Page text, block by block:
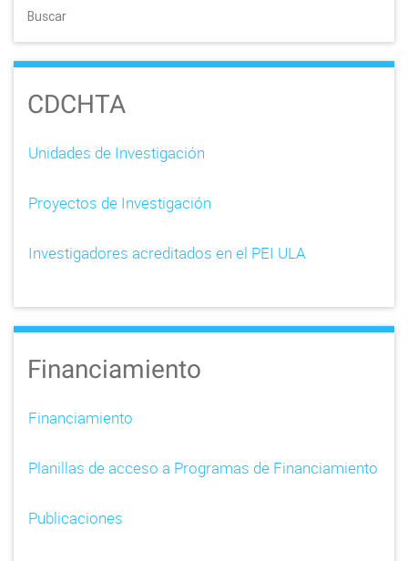
n
a
v
a
o
n
Buscar
CDCHTA
Unidades de Investigación
Proyectos de Investigación
Investigadores acreditados en el PEI ULA
Financiamiento
Financiamiento
Planillas de acceso a Programas de Financiamiento
Publicaciones